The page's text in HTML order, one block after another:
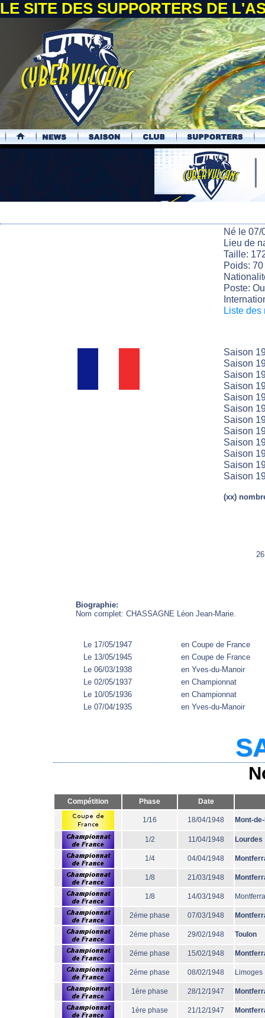
LE SITE DES SUPPORTERS DE
.
Né le 07/
Lieu de
Taille:
Poids:
Poste:
Liste des
Saison
Saison
Saison
Saison
Saison
Saison
Saison
Saison
Saison
Saison
Saison
Saison
(xx)
Biographie:
Nom complet: CHASSAGNE Léon Jean-Marie.
Le 17/05/1947
en Coupe de France
Le 13/05/1945
en Coupe de France
Le 06/03/1938
en Yves-du-Manoir
Le 02/05/1937
en Championnat
Le 10/05/1936
en Championnat
Le 07/04/1935
en Yves-du-Manoir
Compétition Phase Date
1/16 18/04/1948 Mont-
1/2 11/04/1948 Lourdes
1/4 04/04/1948
1/8 21/03/1948
1/8 14/03/1948
2éme phase 07/03/1948
2éme phase 29/02/1948 Toulon
2éme phase 15/02/1948
2éme phase 08/02/1948 Limoges
1ère phase 28/12/1947
1ère phase 21/12/1947